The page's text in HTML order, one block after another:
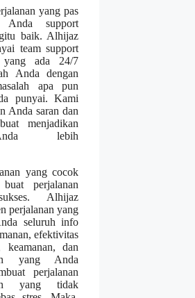
yang pas
Anda support
baik. Alhijaz
team support
yang ada 24/7
Anda dengan
apa pun
punyai. Kami
Anda saran dan
menjadikan
lebih
yang cocok
perjalanan
Alhijaz
perjalanan yang
seluruh info
efektivitas
keamanan, dan
yang Anda
perjalanan
yang tidak